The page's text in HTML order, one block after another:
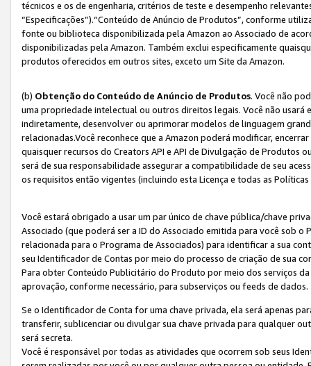
técnicos e os de engenharia, critérios de teste e desempenho
“Especificações”).“Conteúdo de Anúncio de Produtos”, conforme
fonte ou biblioteca disponibilizada pela Amazon ao Associado de
disponibilizadas pela Amazon. Também exclui especificamente
produtos oferecidos em outros sites, exceto um Site da Amazon.
(b) Obtenção do Conteúdo de Anúncio de Produtos. Você não
uma propriedade intelectual ou outros direitos legais. Você não
indiretamente, desenvolver ou aprimorar modelos de linguagem
relacionadas.Você reconhece que a Amazon poderá modificar,
quaisquer recursos do Creators API e API de Divulgação de Produtos
será de sua responsabilidade assegurar a compatibilidade de seu
os requisitos então vigentes (incluindo esta Licença e todas as
Você estará obrigado a usar um par único de chave pública/chave
Associado (que poderá ser a ID do Associado emitida para você sob
relacionada para o Programa de Associados) para identificar a sua
seu Identificador de Contas por meio do processo de criação de sua
Para obter Conteúdo Publicitário do Produto por meio dos serviços
aprovação, conforme necessário, para subserviços ou feeds de dados.
Se o Identificador de Conta for uma chave privada, ela será apenas
transferir, sublicenciar ou divulgar sua chave privada para qualquer
será secreta.
Você é responsável por todas as atividades que ocorrem sob seus